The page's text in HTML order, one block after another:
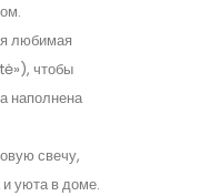
любимая
чтобы
наполнена
свечу,
уюта в доме.